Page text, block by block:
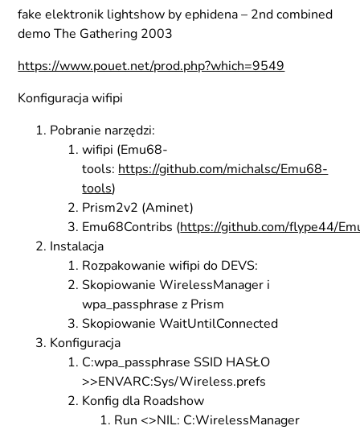
fake elektronik lightshow by ephidena – 2nd combined
demo The Gathering 2003
https://www.pouet.net/prod.php?which=9549
Konfiguracja wifipi
Pobranie narzędzi:
wifipi (Emu68-
tools: https://github.com/michalsc/Emu68-
tools)
Prism2v2 (Aminet)
Emu68Contribs (https://github.com/flype44/
Instalacja
Rozpakowanie wifipi do DEVS:
Skopiowanie WirelessManager i
wpa_passphrase z Prism
Skopiowanie WaitUntilConnected
Konfiguracja
C:wpa_passphrase SSID HASŁO
>>ENVARC:Sys/Wireless.prefs
Konfig dla Roadshow
Run <>NIL: C:WirelessManager